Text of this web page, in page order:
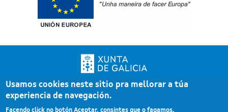
Xunta de Galicia. Información mantida e publicada pola Xunta de Galicia
Pé Atención á cidadanía
Usamos cookies neste sitio pra mellorar a túa
experiencia de navegación.
Facendo click no botón Aceptar, consintes que o fagamos.